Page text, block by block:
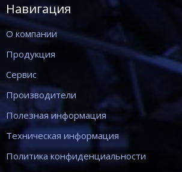
Навигация
О компании
Продукция
Сервис
Производители
Полезная информация
Техническая информация
Политика конфиденциальности